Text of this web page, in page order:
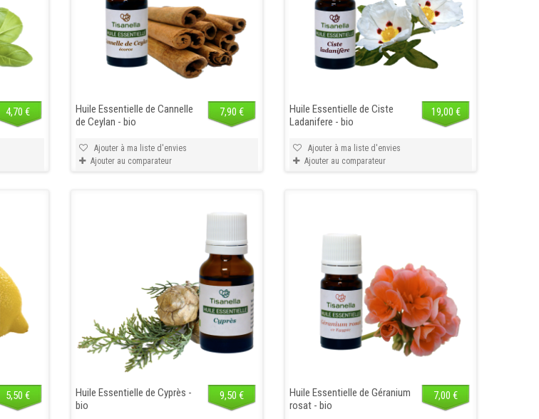
fraicheur végétale
Endro
10,90 €
de soleil Endro
Endro déodorant...
éclat de soleil
Endro
4,70 €
Huile Essentielle de Cannelle
de Ceylan - bio
7,90 €
Ajouter à ma liste d'envies
Ajouter au comparateur
Huile Essentielle de Ciste
Ladanifere - bio
19,00 €
Ajouter à ma liste d'envies
Ajouter au comparateur
5,50 €
Huile Essentielle de Cyprès -
bio
9,50 €
Huile Essentielle de Géranium
rosat - bio
7,00 €